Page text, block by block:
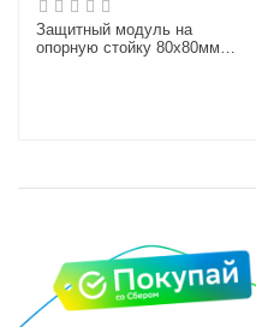
Защитный модуль на
опорную стойку 80х80мм